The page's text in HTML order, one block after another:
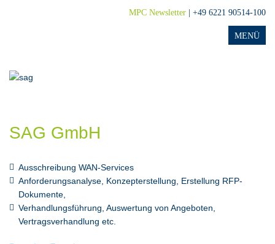
MPC Newsletter | +49 6221 90514-100
SAG GmbH
Ausschreibung WAN-Services
Anforderungsanalyse, Konzepterstellung, Erstellung RFP-
Dokumente,
Verhandlungsführung, Auswertung von Angeboten,
Vertragsverhandlung etc.